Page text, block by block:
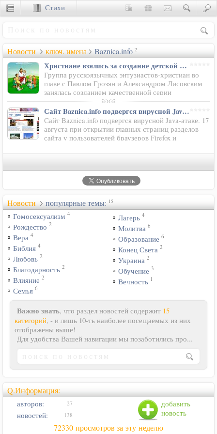
Новости ключ. имена Baznica.info 2
Христиане взялись за создание детской интерактивной Библии
Группа русскоязычных энтузиастов-христиан во
главе с Павлом Грозян и Александром Лисовским
занялась созданием качественной серии
библейских повествований для мобильных устройств, которую
смогут…
Сайт Baznica.info подвергся вирусной Java-атаке
Сайт Baznica.info подвергся вирусной Java-атаке. 17
августа при открытии главных страниц разделов
сайта у пользователей браузеров Firefox и
5.X…
Новости популярные темы: 15
Гомосексуализм 4
Рождество 2
Вера 4
Библия 4
Любовь 2
Благодарность 2
Влияние 2
Семья 6
Лагерь 4
Молитва 6
Образование 6
Конец Света 2
Украина 2
Обучение 3
Вечность 1
Важно знать, что раздел новостей содержит 15
категорий, - и лишь 10-ть наиболее посещаемых из них
отображены выше!
Для удобства Вашей навигации мы позаботились про...
Q.Информация:
добавить
новость
авторов: 27
новостей: 138
72330 просмотров за эту неделю
Стихи